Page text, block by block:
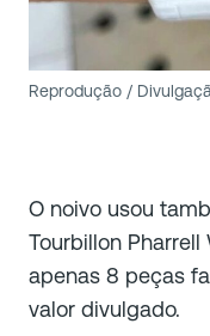
Reprodução /
O noivo usou
Tourbillon
apenas 8 peças
valor divulgado.